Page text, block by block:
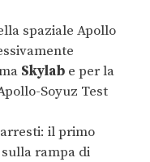
spaziale Apollo
Skylab e per la
Soyuz Test
il primo
rampa di